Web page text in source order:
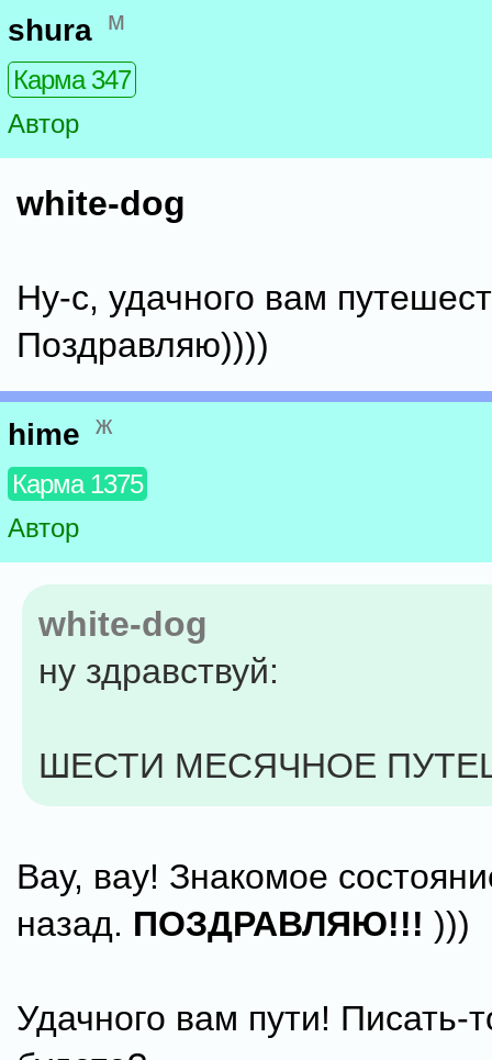
shura м
Карма 347
Автор
white-dog
Ну-с, удачного вам
Поздравляю))))
hime ж
Карма 1375
Автор
white-dog
ну здравствуй:
ШЕСТИ МЕСЯЧНОЕ
Вау, вау! Знакомое
назад. ПОЗДРАВЛЯЮ!!! )))
Удачного вам пути! Писать-